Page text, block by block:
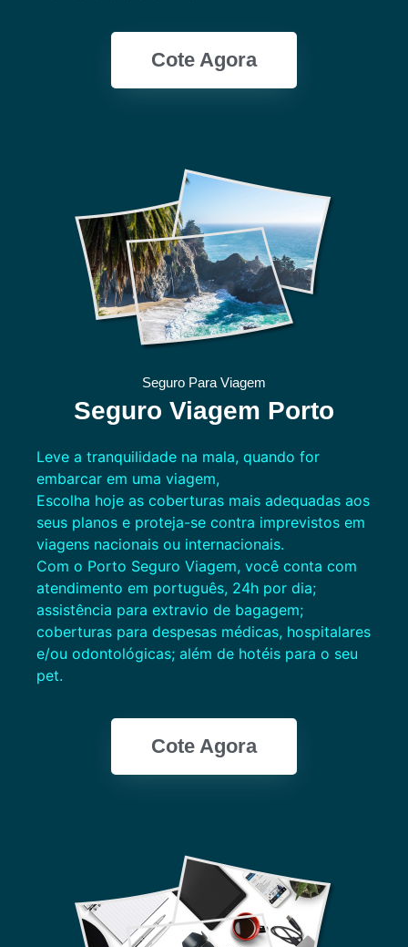
Cote Agora
Seguro Para Viagem
Seguro Viagem Porto
Leve a tranquilidade na mala, quando for
embarcar em uma viagem,
Escolha hoje as coberturas mais adequadas aos
seus planos e proteja-se contra imprevistos em
viagens nacionais ou internacionais.
Com o Porto Seguro Viagem, você conta com
atendimento em português, 24h por dia;
assistência para extravio de bagagem;
coberturas para despesas médicas, hospitalares
e/ou odontológicas; além de hotéis para o seu
pet.
Cote Agora